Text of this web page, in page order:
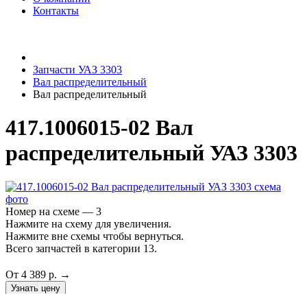
Контакты
Запчасти УАЗ 3303
Вал распределительный
Вал распределительный
417.1006015-02 Вал
распределительный УАЗ 3303
Номер на схеме — 3
Нажмите на схему для увеличения.
Нажмите вне схемы чтобы вернуться.
Всего запчастей в категории 13.
От 4 389 р. →
Узнать цену